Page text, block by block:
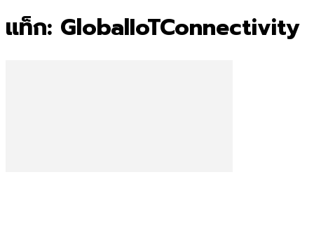
แท็ก: GlobalIoTConnectivity